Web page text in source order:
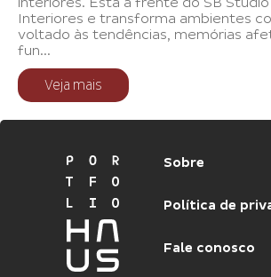
Interiores e transforma ambientes
voltado às tendências, memórias
fun...
Veja mais
Sobre
Política de
Fale conosco